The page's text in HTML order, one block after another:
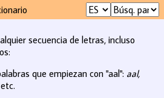
secuencia de letras, incluso
que empiezan con "aal": aal,